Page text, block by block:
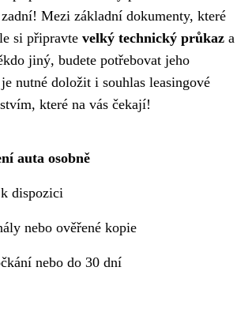
Mezi základní dokumenty, které
si připravte velký technický průkaz a
jiný, budete potřebovat jeho
nutné doložit i souhlas leasingové
které na vás čekají!
auta osobně
dispozici
nebo ověřené kopie
nebo do 30 dní